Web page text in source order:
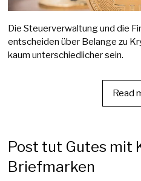
Die Steuerverwaltung und die
entscheiden über Belange zu
kaum unterschiedlicher sein.
Read
Post tut Gutes mit
Briefmarken